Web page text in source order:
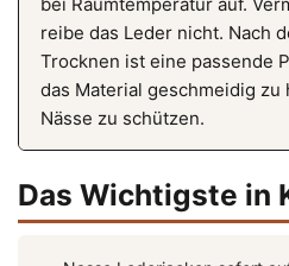
reibe das Leder nicht. Nach
Trocknen ist eine passende
das Material geschmeidig
Nässe zu schützen.
Das Wichtigste in